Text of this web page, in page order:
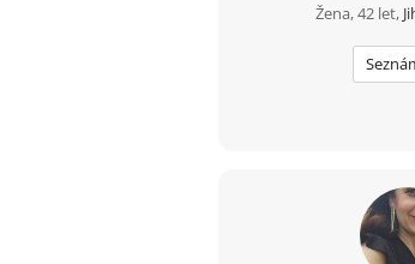
Žena, 42 let,